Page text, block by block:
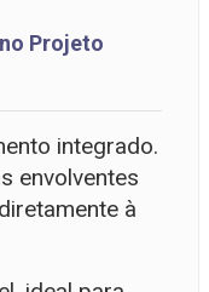
Projeto
integrado.
envolventes
à